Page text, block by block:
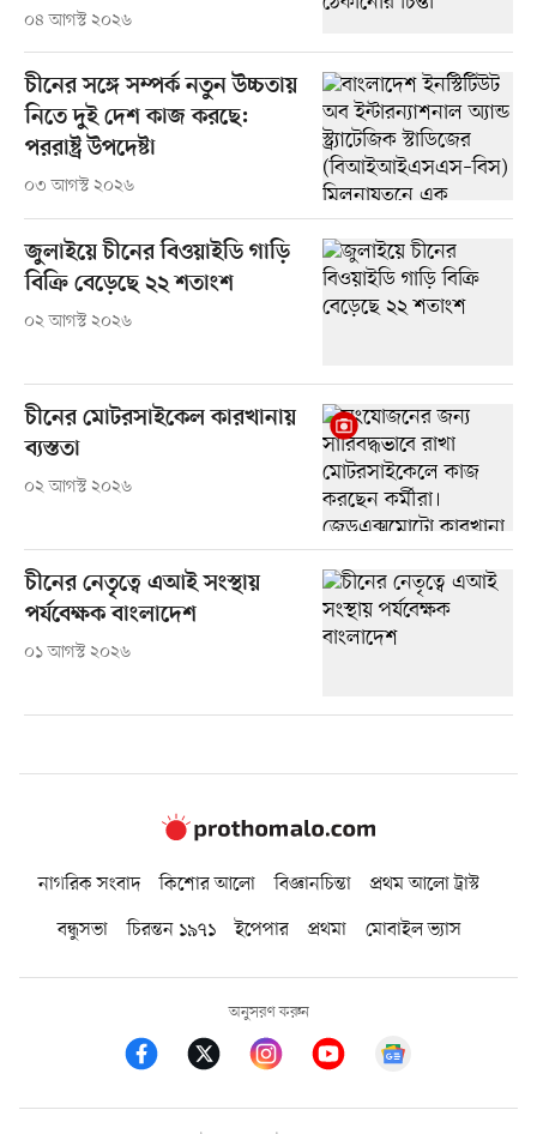
০৪ আগস্ট ২০২৬
চীনের সঙ্গে সম্পর্ক নতুন উচ্চতায়
নিতে দুই দেশ কাজ করছে:
পররাষ্ট্র উপদেষ্টা
০৩ আগস্ট ২০২৬
জুলাইয়ে চীনের বিওয়াইডি গাড়ি
বিক্রি বেড়েছে ২২ শতাংশ
০২ আগস্ট ২০২৬
চীনের মোটরসাইকেল কারখানায়
ব্যস্ততা
০২ আগস্ট ২০২৬
চীনের নেতৃত্বে এআই সংস্থায়
পর্যবেক্ষক বাংলাদেশ
০১ আগস্ট ২০২৬
নাগরিক সংবাদ কিশোর আলো বিজ্ঞানচিন্তা
প্রথম আলো ট্রাস্ট
বন্ধুসভা
চিরন্তন ১৯৭১ ইপেপার প্রথমা মোবাইল ভ্যাস
অনুসরণ করুন